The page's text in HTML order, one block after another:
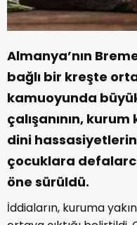
Almanya’nın
bağlı bir kreşte
kamuoyunda
çalışanının,
dini
çocuklara
öne sürüldü.
İddiaların, kuruma